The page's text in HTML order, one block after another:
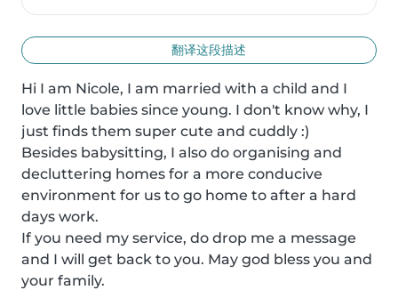
翻译这段描述
Hi I am Nicole, I am married with a child and I
love little babies since young. I don't know why, I
just finds them super cute and cuddly :)
Besides babysitting, I also do organising and
decluttering homes for a more conducive
environment for us to go home to after a hard
days work.
If you need my service, do drop me a message
and I will get back to you. May god bless you and
your family.